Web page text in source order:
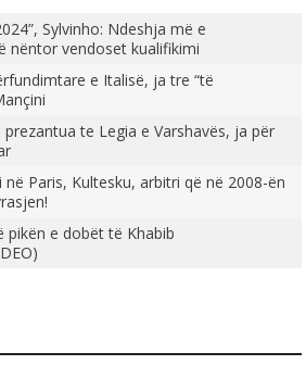
Sylvinho: Ndeshja më e
nëntor vendoset kualifikimi
e Italisë, ja tre “të
prezantua te Legia e Varshavës, ja për
në Paris, Kultesku, arbitri që në 2008-ën
pikën e dobët të Khabib